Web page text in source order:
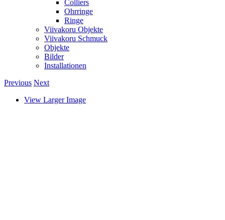
Colliers
Ohrringe
Ringe
Viivakoru Objekte
Viivakoru Schmuck
Objekte
Bilder
Installationen
Previous Next
View Larger Image